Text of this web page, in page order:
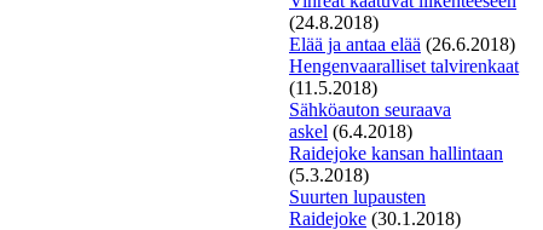
(24.8.2018)
Elää ja antaa elää (26.6.2018)
Hengenvaaralliset talvirenkaat
(11.5.2018)
Sähköauton seuraava
askel (6.4.2018)
Raidejoke kansan hallintaan
(5.3.2018)
Suurten lupausten
Raidejoke (30.1.2018)